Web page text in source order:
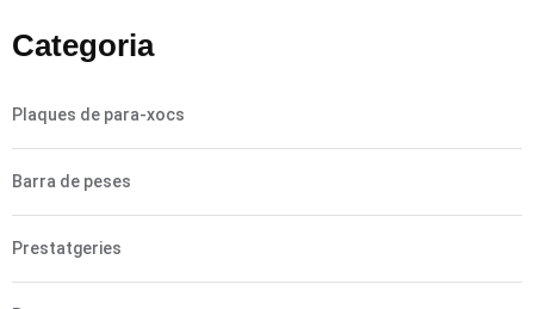
Categoria
Plaques de para-xocs
Barra de peses
Prestatgeries